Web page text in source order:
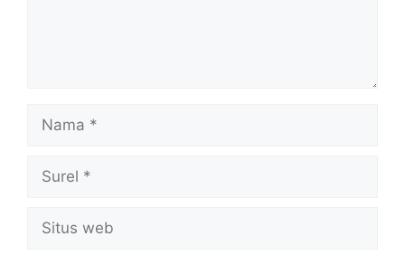
Nama
Surel
Situs
web